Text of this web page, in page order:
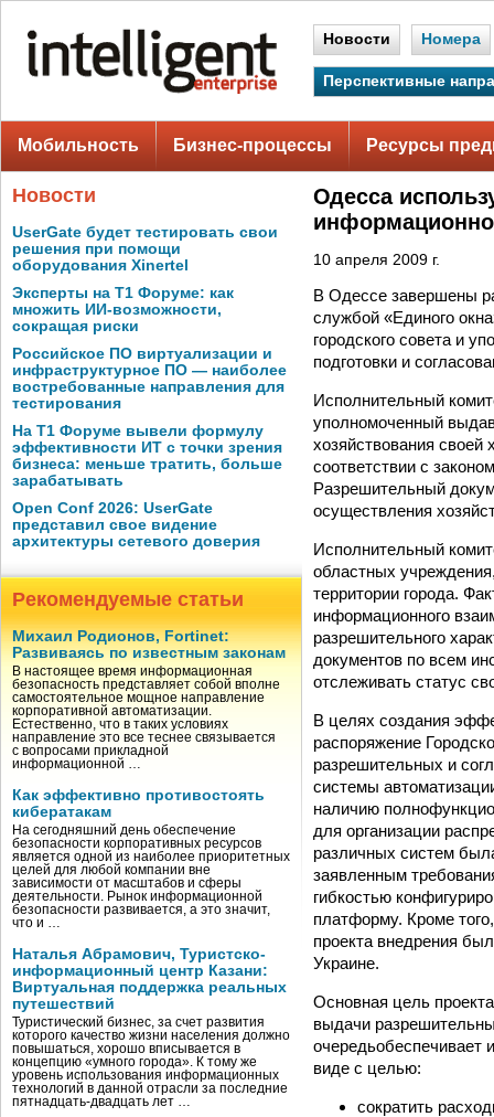
Новости Номера
Перспективные
Мобильность Бизнес-процессы Ресурсы
Новости
UserGate будет тестировать свои
решения при помощи
оборудования Xinertel
Эксперты на Т1 Форуме: как
множить ИИ-возможности,
сокращая риски
Российское ПО виртуализации и
инфраструктурное ПО — наиболее
востребованные направления для
тестирования
На Т1 Форуме вывели формулу
эффективности ИТ с точки зрения
бизнеса: меньше тратить, больше
зарабатывать
Open Conf 2026: UserGate
представил свое видение
архитектуры сетевого доверия
Рекомендуемые статьи
Михаил Родионов, Fortinet:
Развиваясь по известным законам
В настоящее время информационная
безопасность представляет собой вполне
самостоятельное мощное направление
корпоративной автоматизации.
Естественно, что в таких условиях
направление это все теснее связывается
с вопросами прикладной
информационной …
Как эффективно противостоять
кибератакам
На сегодняшний день обеспечение
безопасности корпоративных ресурсов
является одной из наиболее приоритетных
целей для любой компании вне
зависимости от масштабов и сферы
деятельности. Рынок информационной
безопасности развивается, а это значит,
что и …
Наталья Абрамович, Туристско-
информационный центр Казани:
Виртуальная поддержка реальных
путешествий
Туристический бизнес, за счет развития
которого качество жизни населения должно
повышаться, хорошо вписывается в
концепцию «умного города». К тому же
уровень использования информационных
технологий в данной отрасли за последние
пятнадцать-двадцать лет …
Одесса
10 апреля 2009 г.
В Одессе завершены
службой «Единого
городского совета и
подготовки и
Исполнительный
уполномоченный
хозяйствования своей
соответствии с
Разрешительный
осуществления
Исполнительный
областных
территории города.
информационного
разрешительного
документов по всем
отслеживать статус
В целях создания
распоряжение
разрешительных и
системы
наличию
для организации
различных систем
заявленным
гибкостью
платформу. Кроме
проекта внедрения
Украине.
Основная цель
выдачи
очередьобеспечивает
виде с целью:
сократить